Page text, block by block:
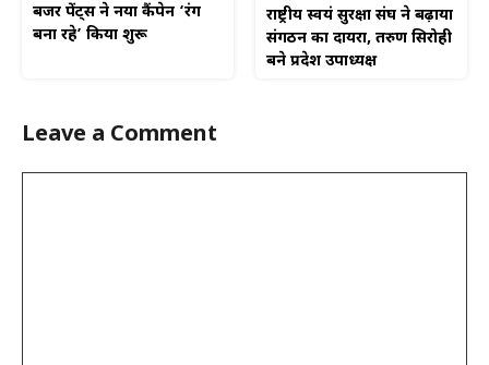
बर्जर पेंट्स ने नया कैंपेन ‘रंग
बना रहे’ किया शुरू
राष्ट्रीय स्वयं सुरक्षा संघ ने बढ़ाया
संगठन का दायरा, तरुण सिरोही
बने प्रदेश उपाध्यक्ष
Leave a Comment